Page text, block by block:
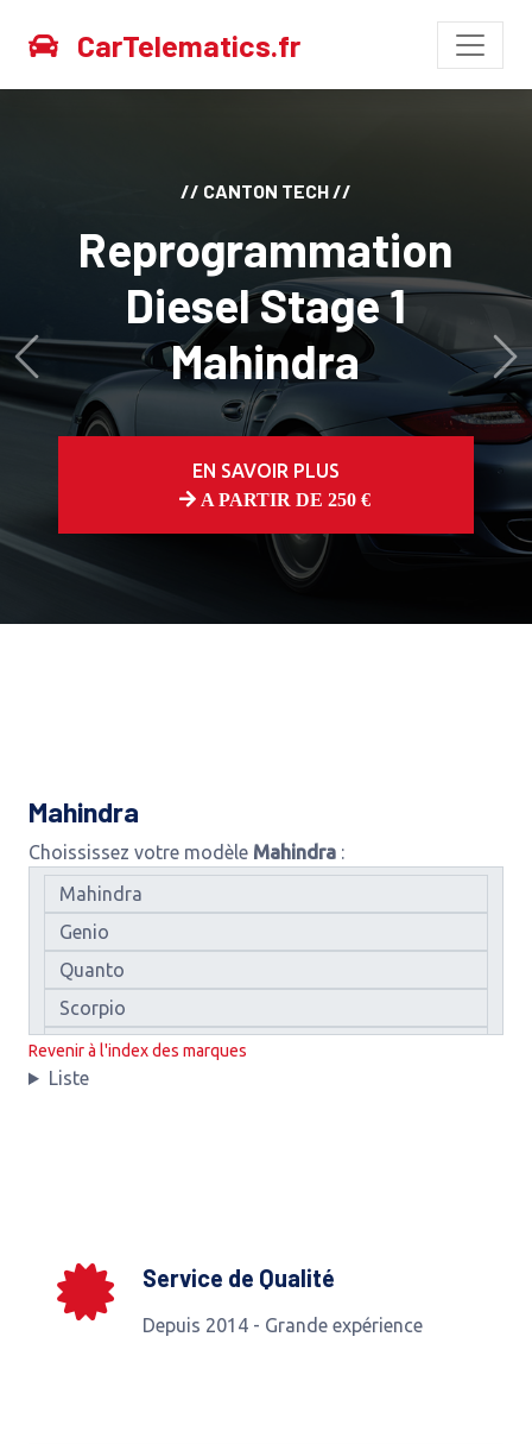
CarTelematics.fr
// CANTON TECH //
Reprogrammation
Diesel Stage 1
Mahindra
EN SAVOIR PLUS
A PARTIR DE 250 €
Avant
Mahindra
Choississez votre modèle Mahindra :
Revenir à l'index des marques
Liste
Service de Qualité
Depuis 2014 - Grande expérience